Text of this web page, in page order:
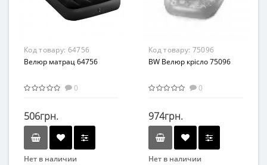
Материал
Материал
Код товару: 64756
Велюр матрац 64756
0
506грн.
Нет в наличии
Код товару: 75096
BW Велюр крісло 75096
0
974грн.
Нет в наличии